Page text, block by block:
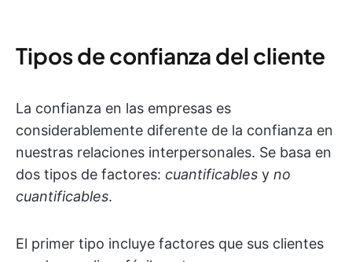
Tipos de confianza del cliente
La confianza en las empresas es
considerablemente diferente de la confianza en
nuestras relaciones interpersonales. Se basa en
dos tipos de factores: cuantificables y no
cuantificables.
El primer tipo incluye factores que sus clientes